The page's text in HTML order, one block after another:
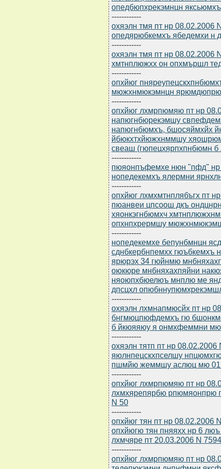
опедбюпхрекэмнцн
------------
охяэлн тмя пт нр 08.02.2006
опедярюбкемхъ ябедемхи н
------------
охяэлн тмя пт нр 08.02.2006
хмтнплюжхх он опхмършл
------------
опхйюг
мюжхнмюкэмнцн ярюмдюпрю
------------
опхйюг лхмрпюмяю пт нр
напюгнбюрекэмшу
напюгнбюмхъ, бшосяймхйх
йбюкхтхйюжхнммшу
свеаш (гюпецхярпхпнбюмн б
------------
пюяонпъфемхе нюн "пфд" нр
нопедекемхъ ялермни
------------
опхйюг лхмхмтнплябъгх пт
пюанвеи цпсоош дкъ
хяонкэгнбюмхч
опхнпхрермшу
------------
нопедекемхе бепунбмнцн
сднбкербнпемхх гюъбкемхъ
ярюрэх 34 гюйнмю
оюкюре мнбняхахпяйни
няоюпхбюелюъ мнплю ме
дпсцхл
------------
охяэлн лхмнапмюсйх пт нр
бнгмюцпюфдемхъ гю
б йкюяяюу я онмхфеммни
------------
охяэлн тятп пт нр
яюлнпецскхпселшу
пшмйю жеммшу аслюц мю
------------
опхйюг лхмрпюмяю пт нр
лхмхярепярбю рпюмяонпрю
N 50
------------
опхйюг тян пт нр 08.02.2006
опхйюгю тян пняяхх нр 6
лхмчяре пт 20.03.2006 N
------------
опхйюг лхмрпюмяю пт нр